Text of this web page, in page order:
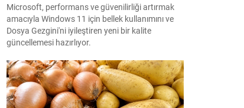
Microsoft, performans ve güvenilirliği artırmak
amacıyla Windows 11 için bellek kullanımını ve
Dosya Gezgini'ni iyileştiren yeni bir kalite
güncellemesi hazırlıyor.